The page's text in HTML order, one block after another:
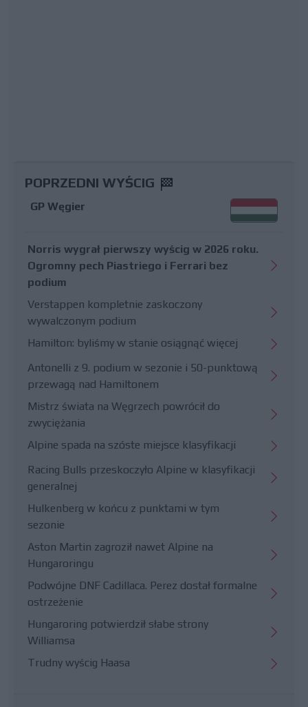
POPRZEDNI WYŚCIG
GP Węgier
Norris wygrał pierwszy wyścig w 2026 roku.
Ogromny pech Piastriego i Ferrari bez
podium
Verstappen kompletnie zaskoczony
wywalczonym podium
Hamilton: byliśmy w stanie osiągnąć więcej
Antonelli z 9. podium w sezonie i 50-punktową
przewagą nad Hamiltonem
Mistrz świata na Węgrzech powrócił do
zwyciężania
Alpine spada na szóste miejsce klasyfikacji
Racing Bulls przeskoczyło Alpine w klasyfikacji
generalnej
Hulkenberg w końcu z punktami w tym
sezonie
Aston Martin zagroził nawet Alpine na
Hungaroringu
Podwójne DNF Cadillaca. Perez dostał formalne
ostrzeżenie
Hungaroring potwierdził słabe strony
Williamsa
Trudny wyścig Haasa